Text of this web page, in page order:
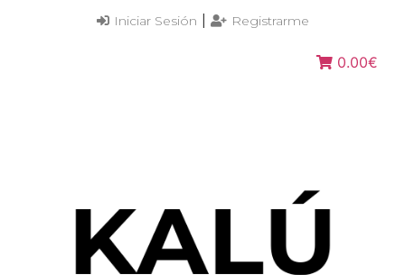
Iniciar Sesión Registrarme
0.00€